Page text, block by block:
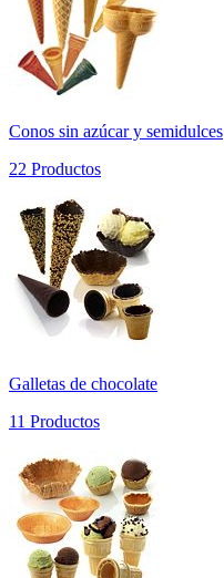
Conos sin azúcar y semidulces
22 Productos
Galletas de chocolate
11 Productos